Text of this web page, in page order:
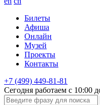
Билеты
Афиша
Онлайн
Музей
Проекты
Контакты
+7 (499) 449-81-81
Сегодня работаем с 10:00